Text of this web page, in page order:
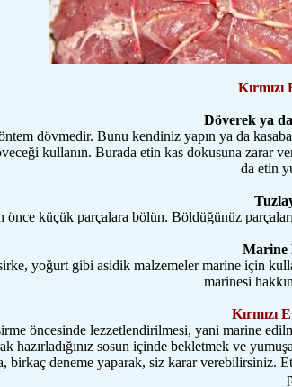
Kırmızı
Döverek ya
dövmedir. Bunu kendiniz yapın ya da
kullanın. Burada etin kas dokusuna zarar
da etin
önce küçük parçalara bölün. Böldüğünüz
Marine
yoğurt gibi asidik malzemeler marine için
marinesi
Kırmızı
öncesinde lezzetlendirilmesi, yani marine
hazırladığınız sosun içinde bekletmek ve
birkaç deneme yaparak, siz karar verebilirsiniz.